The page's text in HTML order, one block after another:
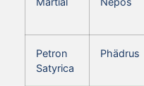
Petron
Satyrica
Phädrus